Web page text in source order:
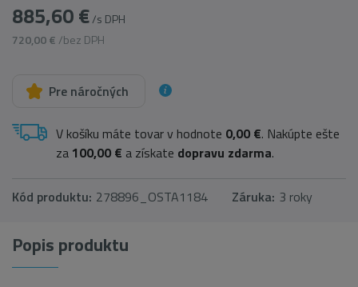
885,60 €/s DPH
720,00 € /bez DPH
Pre náročných
V košíku máte tovar v hodnote 0,00 €. Nakúpte ešte
za 100,00 € a získate dopravu zdarma.
Kód produktu: 278896_OSTA1184 Záruka: 3 roky
Popis produktu